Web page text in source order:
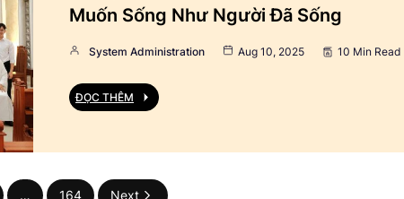
Muốn Sống Như Người Đã Sống
System Administration Aug 10, 2025 10 Min Read
ĐỌC THÊM
… 164 Next